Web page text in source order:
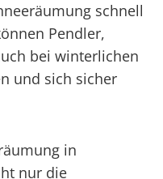
schnell
Pendler,
bei winterlichen
und sich sicher
in
nur die